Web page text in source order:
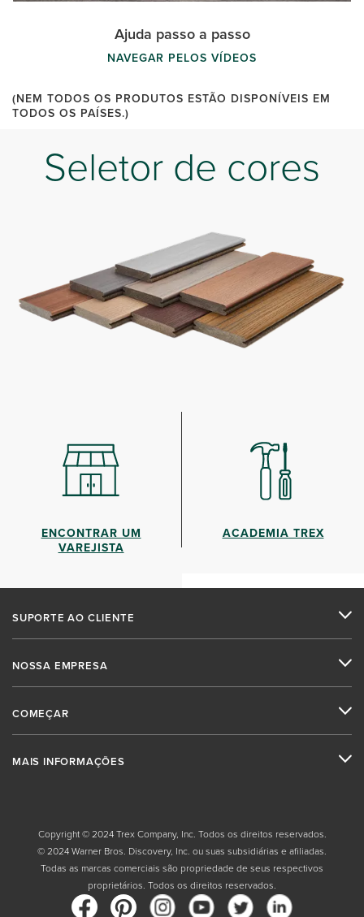
Ajuda passo a passo
NAVEGAR PELOS VÍDEOS
(NEM TODOS OS PRODUTOS ESTÃO DISPONÍVEIS EM
TODOS OS PAÍSES.)
Seletor de cores
ENCONTRAR UM
VAREJISTA
ACADEMIA TREX
SUPORTE AO CLIENTE
NOSSA EMPRESA
COMEÇAR
MAIS INFORMAÇÕES
Copyright © 2024 Trex Company, Inc. Todos os direitos reservados.
© 2024 Warner Bros. Discovery, Inc. ou suas subsidiárias e afiliadas.
Todas as marcas comerciais são propriedade de seus respectivos
proprietários. Todos os direitos reservados.